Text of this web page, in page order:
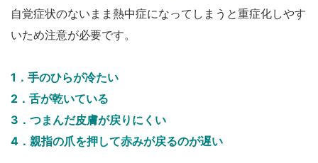
自覚症状のないまま熱中症になってしまうと重症化しやす
いため注意が必要です。
1．手のひらが冷たい
2．舌が乾いている
3．つまんだ皮膚が戻りにくい
4．親指の爪を押して赤みが戻るのが遅い